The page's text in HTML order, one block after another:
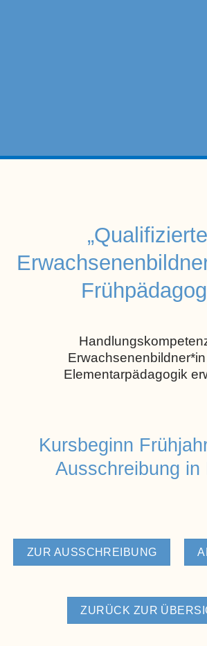
Elementarpädagogik
Kursbeginn
Ausschreibung in
ZUR AUSSCHREIBUNG
ZURÜCK ZUR